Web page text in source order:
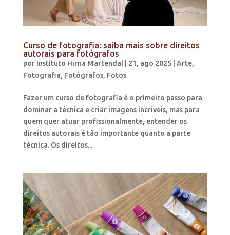
Curso de fotografia: saiba mais sobre direitos
autorais para fotógrafos
por Instituto Hirna Martendal| 21, ago 2025| Arte,
Fotografia, Fotógrafos, Fotos
Fazer um curso de fotografia é o primeiro passo para
dominar a técnica e criar imagens incríveis, mas para
quem quer atuar profissionalmente, entender os
direitos autorais é tão importante quanto a parte
técnica. Os direitos...